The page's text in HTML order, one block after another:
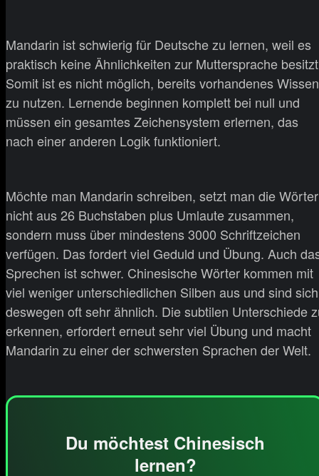
Mandarin ist schwierig für Deutsche zu lernen, weil es
praktisch keine Ähnlichkeiten zur Muttersprache
Somit ist es nicht möglich, bereits vorhandenes Wissen
zu nutzen. Lernende beginnen komplett bei null und
müssen ein gesamtes Zeichensystem erlernen, das
nach einer anderen Logik funktioniert.
Möchte man Mandarin schreiben, setzt man die Wörter
nicht aus 26 Buchstaben plus Umlaute zusammen,
sondern muss über mindestens 3000 Schriftzeichen
verfügen. Das fordert viel Geduld und Übung. Auch
Sprechen ist schwer. Chinesische Wörter kommen mit
viel weniger unterschiedlichen Silben aus und sind sich
deswegen oft sehr ähnlich. Die subtilen Unterschiede
erkennen, erfordert erneut sehr viel Übung und macht
Mandarin zu einer der schwersten Sprachen der Welt.
Du möchtest Chinesisch
lernen?